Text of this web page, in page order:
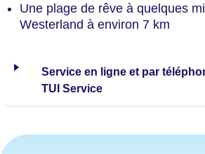
Une plage de rêve à quelques
Westerland à environ 7 km
Service en ligne et par
TUI Service